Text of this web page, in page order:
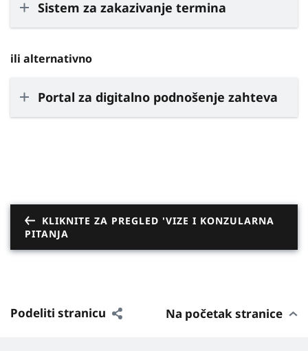
Sistem za zakazivanje termina
ili alternativno
Portal za digitalno podnošenje zahteva
KLIKNITE ZA PREGLED 'VIZE I KONZULARNA
PITANJA
Podeliti stranicu Na početak stranice